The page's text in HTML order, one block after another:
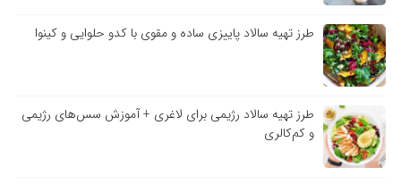
طرز تهیه سالاد پاییزی ساده و مقوی با کدو حلوایی و کینوا
طرز تهیه سالاد رژیمی برای لاغری + آموزش سس‌های رژیمی
و کم‌کالری